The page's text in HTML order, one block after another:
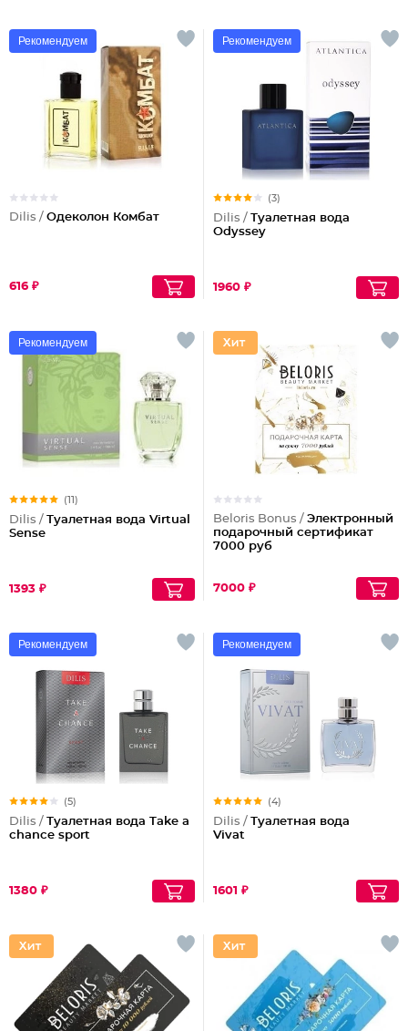
Рекомендуем
Dilis / Одеколон Комбат
616 ₽
Рекомендуем
(3)
Dilis / Туалетная вода
Odyssey
1960 ₽
Рекомендуем
(11)
Dilis / Туалетная вода Virtual
Sense
1393 ₽
Beloris Bonus / Электронный
подарочный сертификат
7000 руб
7000 ₽
Рекомендуем
(5)
Dilis / Туалетная вода Take a
chance sport
1380 ₽
Рекомендуем
(4)
Dilis / Туалетная вода
Vivat
1601 ₽